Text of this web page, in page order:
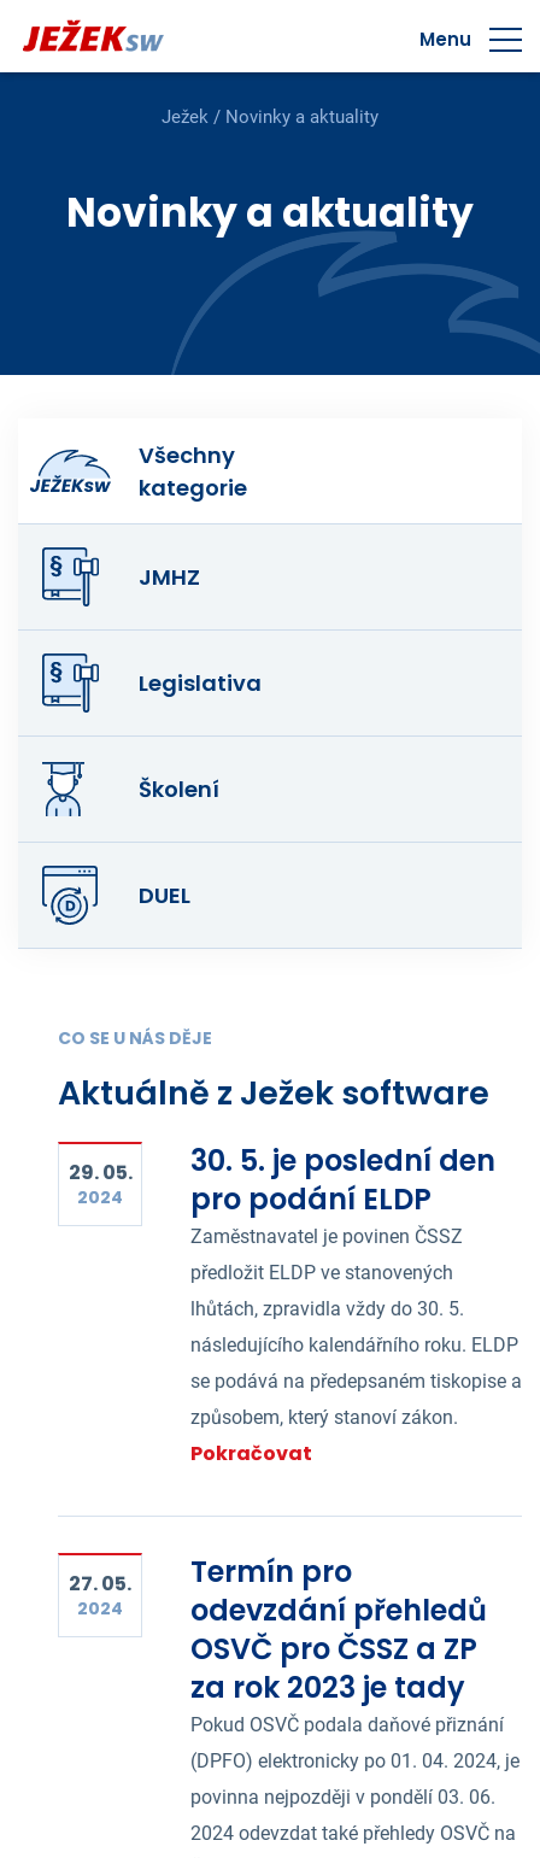
Menu
Ježek / Novinky a aktuality
Novinky a aktuality
Všechny
kategorie
JMHZ
Legislativa
Školení
DUEL
CO SE U NÁS DĚJE
Aktuálně z Ježek software
29. 05.
2024
30. 5. je poslední den
pro podání ELDP
Zaměstnavatel je povinen ČSSZ
předložit ELDP ve stanovených
lhůtách, zpravidla vždy do 30. 5.
následujícího kalendářního roku. ELDP
se podává na předepsaném tiskopise a
způsobem, který stanoví zákon.
Pokračovat
27. 05.
2024
Termín pro
odevzdání přehledů
OSVČ pro ČSSZ a ZP
za rok 2023 je tady
Pokud OSVČ podala daňové přiznání
(DPFO) elektronicky po 01. 04. 2024, je
povinna nejpozději v pondělí 03. 06.
2024 odevzdat také přehledy OSVČ na